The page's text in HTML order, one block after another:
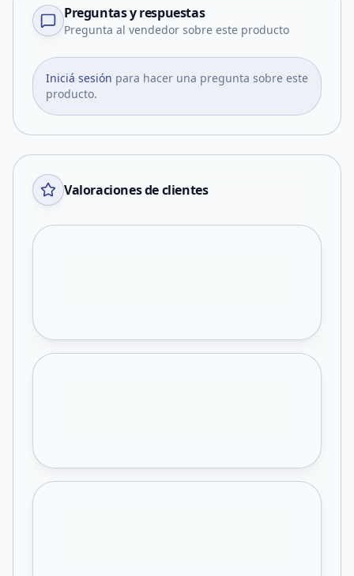
Preguntas y respuestas
Pregunta al vendedor sobre este producto
Iniciá sesión para hacer una pregunta sobre este
producto.
Valoraciones de clientes